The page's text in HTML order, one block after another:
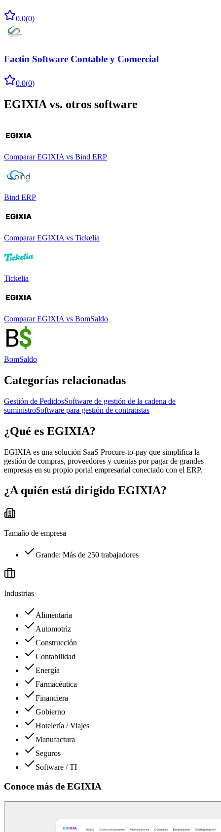
0.0(0)
Factin Software Contable y Comercial
0.0(0)
EGIXIA vs. otros software
Comparar EGIXIA vs Bind ERP
Bind ERP
Comparar EGIXIA vs Tickelia
Tickelia
Comparar EGIXIA vs BomSaldo
BomSaldo
Categorías relacionadas
Gestión de PedidosSoftware de gestión de la cadena de
suministroSoftware para gestión de contratistas
¿Qué es EGIXIA?
EGIXIA es una solución SaaS Procure-to-pay que simplifica la
gestión de compras, proveedores y cuentas por pagar de grandes
empresas en su propio portal empresarial conectado con el ERP.
¿A quién está dirigido EGIXIA?
Tamaño de empresa
Grande: Más de 250 trabajadores
Industrias
Alimentaria
Automotriz
Construcción
Contabilidad
Energía
Farmacéutica
Financiera
Gobierno
Hotelería / Viajes
Manufactura
Seguros
Software / TI
Conoce más de EGIXIA